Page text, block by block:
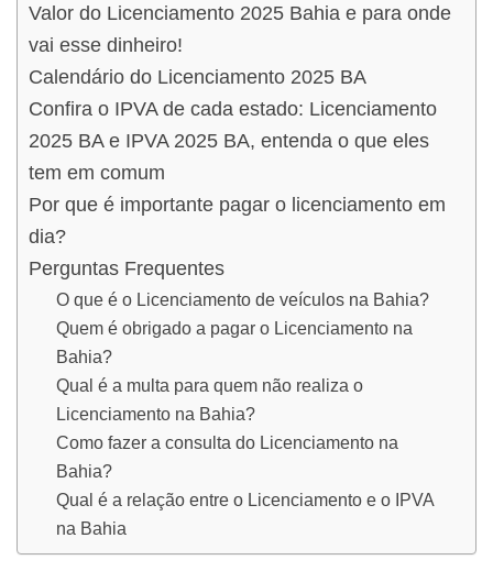
Valor do Licenciamento 2025 Bahia e para onde
vai esse dinheiro!
Calendário do Licenciamento 2025 BA
Confira o IPVA de cada estado: Licenciamento
2025 BA e IPVA 2025 BA, entenda o que eles
tem em comum
Por que é importante pagar o licenciamento em
dia?
Perguntas Frequentes
O que é o Licenciamento de veículos na Bahia?
Quem é obrigado a pagar o Licenciamento na
Bahia?
Qual é a multa para quem não realiza o
Licenciamento na Bahia?
Como fazer a consulta do Licenciamento na
Bahia?
Qual é a relação entre o Licenciamento e o IPVA
na Bahia